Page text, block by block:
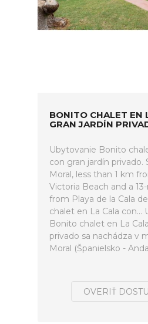
BONITO CHALET EN
GRAN JARDÍN
Ubytovanie Bonito
con gran jardín privado.
Moral, less than 1 km
Victoria Beach and a
from Playa de la Cala
chalet en La Cala con...
Bonito chalet en La
privado sa nachádza v
Moral (Španielsko -
OVERIŤ